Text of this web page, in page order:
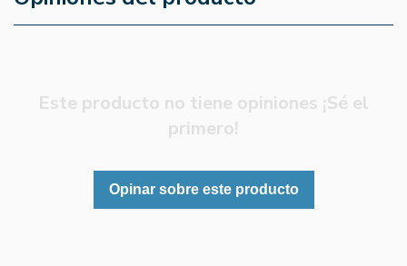
Este producto no tiene opiniones ¡Sé el
primero!
Opinar sobre este producto